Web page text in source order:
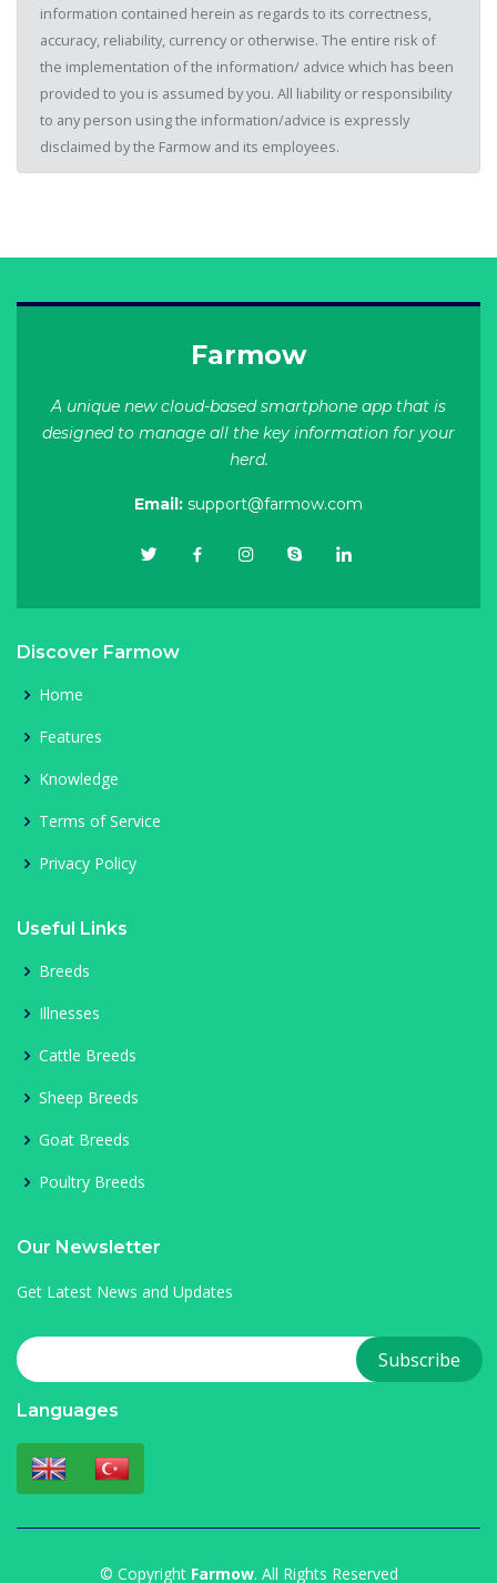
information contained herein as regards to its correctness,
accuracy, reliability, currency or otherwise. The entire risk of
the implementation of the information/ advice which has been
provided to you is assumed by you. All liability or responsibility
to any person using the information/advice is expressly
disclaimed by the Farmow and its employees.
Farmow
A unique new cloud-based smartphone app that is
designed to manage all the key information for your
herd.
Email: support@farmow.com
Discover Farmow
Home
Features
Knowledge
Terms of Service
Privacy Policy
Useful Links
Breeds
Illnesses
Cattle Breeds
Sheep Breeds
Goat Breeds
Poultry Breeds
Our Newsletter
Get Latest News and Updates
Languages
© Copyright Farmow. All Rights Reserved